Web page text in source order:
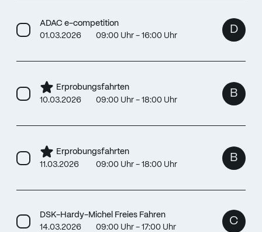
ADAC e-competition
01.03.2026
09:00 Uhr - 16:00 Uhr
D
Erprobungsfahrten
10.03.2026
09:00 Uhr - 18:00 Uhr
B
Erprobungsfahrten
11.03.2026
09:00 Uhr - 18:00 Uhr
B
DSK-Hardy-Michel Freies Fahren
14.03.2026
09:00 Uhr - 17:00 Uhr
C